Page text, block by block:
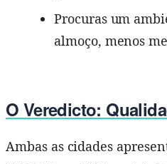
Procuras um
almoço, menos
O Veredicto:
Ambas as cidades